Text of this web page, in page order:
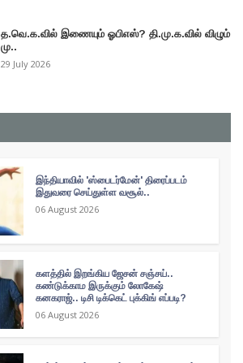
த.வெ.க.வில் இணையும் ஓபிஎஸ்? தி.மு.க.வில் விழும்
மு..
29 July 2026
இந்தியாவில் 'ஸ்பைடர்மேன்' திரைப்படம்
இதுவரை செய்துள்ள வசூல்..
06 August 2026
களத்தில் இறங்கிய ஜேசன் சஞ்சய்..
கண்டுக்காம இருக்கும் லோகேஷ்
கனகராஜ்.. டிசி டிக்கெட் புக்கிங் எப்படி?
06 August 2026